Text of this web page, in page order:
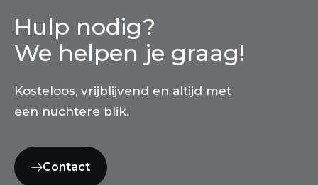
Hulp nodig?
We helpen je graag!
Kosteloos, vrijblijvend en altijd met
een nuchtere blik.
Contact